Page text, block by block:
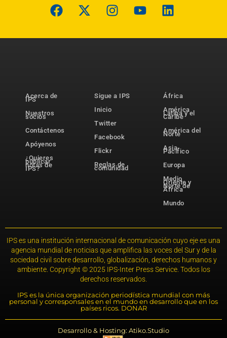
Acerca de
IPS
Nuestros
socios
Contáctenos
Apóyenos
¿Quieres
publicar
notas de
IPS?
Sigue a IPS
Inicio
Twitter
Facebook
Flickr
Reglas de
comunidad
África
América
Latina y el
Caribe
América del
Norte
Asia-
Pacífico
Europa
Medio
Oriente y
Norte de
África
Mundo
IPS es una institución internacional de comunicación cuyo eje es una
agencia mundial de noticias que amplifica las voces del Sur y de la
sociedad civil sobre desarrollo, globalización, derechos humanos y
ambiente. Copyright © 2025 IPS-Inter Press Service. Todos los
derechos reservados.
IPS es la única organización periodística mundial con más
personal y corresponsales en el mundo en desarrollo que en los
países ricos. DONAR
Desarrollo & Hosting: Atiko.Studio